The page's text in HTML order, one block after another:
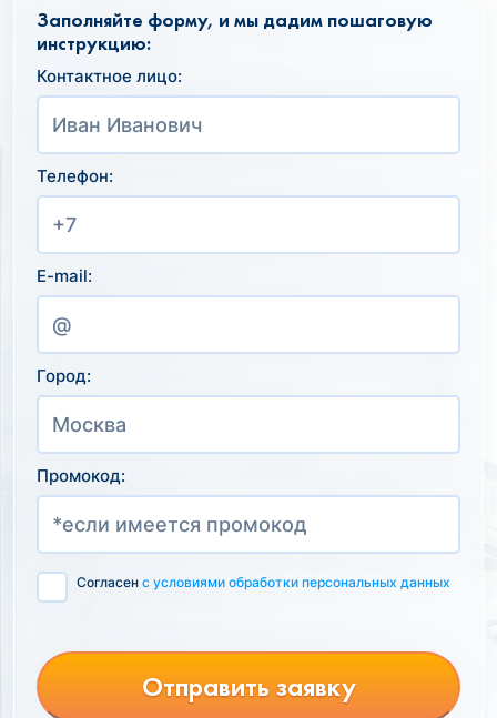
Заполняйте форму, и мы дадим пошаговую
инструкцию:
Контактное лицо:
Телефон:
E-mail:
Город:
Промокод:
Согласен с условиями обработки персональных данных
Отправить заявку